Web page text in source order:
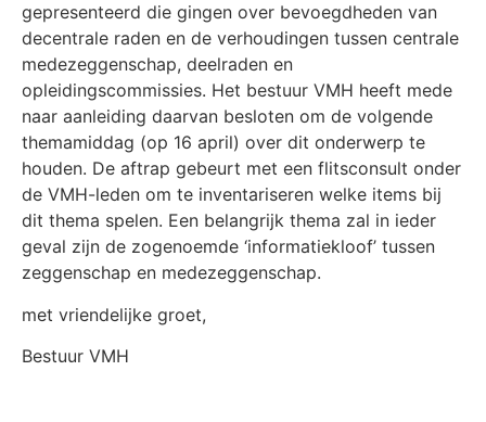
gepresenteerd die gingen over bevoegdheden van
decentrale raden en de verhoudingen tussen centrale
medezeggenschap, deelraden en
opleidingscommissies. Het bestuur VMH heeft mede
naar aanleiding daarvan besloten om de volgende
themamiddag (op 16 april) over dit onderwerp te
houden. De aftrap gebeurt met een flitsconsult onder
de VMH-leden om te inventariseren welke items bij
dit thema spelen. Een belangrijk thema zal in ieder
geval zijn de zogenoemde ‘informatiekloof’ tussen
zeggenschap en medezeggenschap.
met vriendelijke groet,
Bestuur VMH